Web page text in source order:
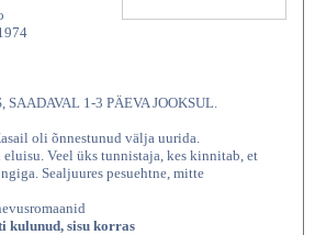
1-3 PÄEVA JOOKSUL.
oli õnnestunud välja uurida.
Veel üks tunnistaja, kes kinnitab, et
Sealjuures pesuehtne, mitte
kulunud, sisu korras